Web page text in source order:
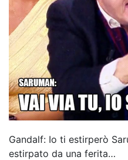
Gandalf: Io ti estirperò
estirpato da una ferita…